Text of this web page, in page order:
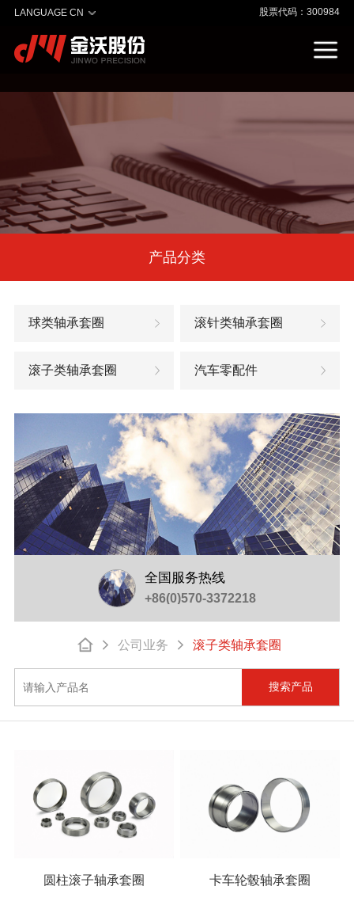
LANGUAGE CN 股票代码：300984
产品分类
球类轴承套圈 滚针类轴承套圈
滚子类轴承套圈 汽车零配件
全国服务热线
+86(0)570-3372218
公司业务 滚子类轴承套圈
搜索产品
圆柱滚子轴承套圈 卡车轮毂轴承套圈